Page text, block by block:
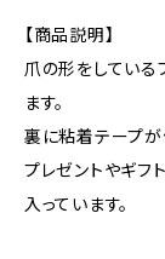
【商品説明】
爪の形をしている
ます。
裏に粘着テープが
プレゼントやギフ
入っています。